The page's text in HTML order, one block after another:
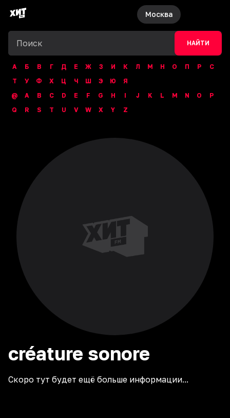
Москва
НАЙТИ
А Б В Г Д Е Ж З И К Л М Н О П Р
С
Т
У Ф Х Ц Ч Ш Э Ю
Я
@
A B C D E F G H I J K L M N O
P
Q
R S T U V W X Y Z
créature sonore
Скоро тут будет ещё больше информации...